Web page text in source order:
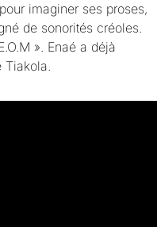
imaginer ses proses,
de sonorités créoles.
». Enaé a déjà
Tiakola.